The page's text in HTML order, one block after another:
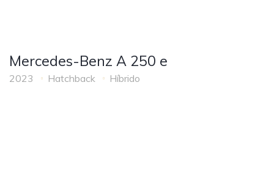
Mercedes-Benz A 250 e
2023 Hatchback Híbrido